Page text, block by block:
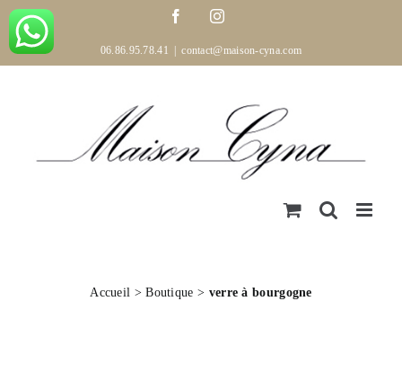
Passer
au
contenu
FacebookInstagram
06.86.95.78.41 contact@maison-cyna.com
Accueil >Boutique > verre à bourgogne